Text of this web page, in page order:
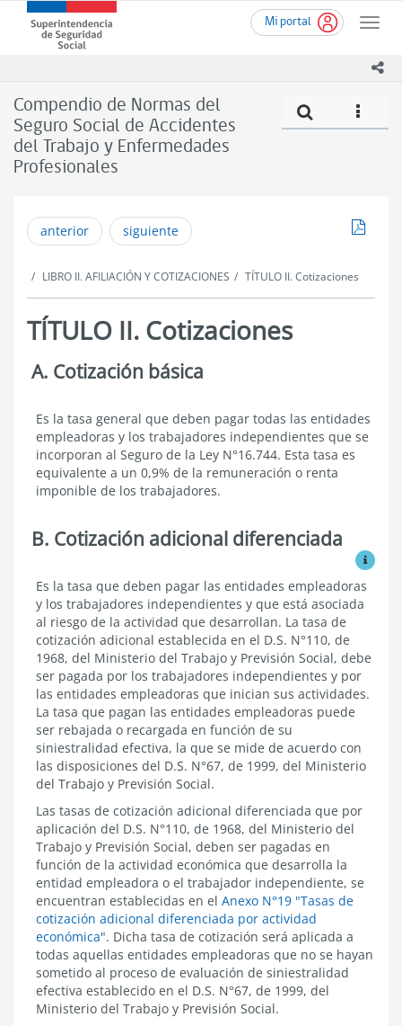
contenido
Mi portal
Toggle
Superintendencia
de
(SUSESO)
-
Gobierno
de
Chile
Compendio de Normas del
Seguro Social de Accidentes
del Trabajo y Enfermedades
Profesionales
icono
anterior siguiente
LIBRO II. AFILIACIÓN Y COTIZACIONES TÍTULO II. Cotizaciones
TÍTULO II. Cotizaciones
Cotizaciones
A. Cotización básica
Cotización
básica
Es la tasa general que deben pagar todas las entidades
empleadoras y los trabajadores independientes que se
incorporan al Seguro de la Ley N°16.744. Esta tasa es
equivalente a un 0,9% de la remuneración o renta
imponible de los trabajadores.
B. Cotización adicional diferenciada
Ver
Cotización
adicional
diferenciada
Es la tasa que deben pagar las entidades empleadoras
y los trabajadores independientes y que está asociada
al riesgo de la actividad que desarrollan. La tasa de
cotización adicional establecida en el D.S. N°110, de
1968, del Ministerio del Trabajo y Previsión Social, debe
ser pagada por los trabajadores independientes y por
las entidades empleadoras que inician sus actividades.
La tasa que pagan las entidades empleadoras puede
ser rebajada o recargada en función de su
siniestralidad efectiva, la que se mide de acuerdo con
las disposiciones del D.S. N°67, de 1999, del Ministerio
del Trabajo y Previsión Social.
Las tasas de cotización adicional diferenciada que por
aplicación del D.S. N°110, de 1968, del Ministerio del
Trabajo y Previsión Social, deben ser pagadas en
función de la actividad económica que desarrolla la
entidad empleadora o el trabajador independiente, se
encuentran establecidas en el Anexo N°19 "Tasas de
cotización adicional diferenciada por actividad
económica". Dicha tasa de cotización será aplicada a
todas aquellas entidades empleadoras que no se hayan
sometido al proceso de evaluación de siniestralidad
efectiva establecido en el D.S. N°67, de 1999, del
Ministerio del Trabajo y Previsión Social.